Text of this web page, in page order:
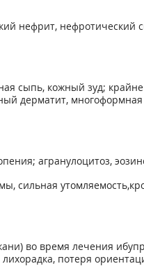
нефрит, нефротический
сыпь, кожный зуд;
дерматит, многоформная
агранулоцитоз,
сильная
во время лечения
потеря